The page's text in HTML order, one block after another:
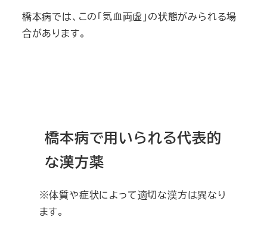
橋本病では、この「気血両虚」の状態がみられる場
合があります。
橋本病で用いられる代表的
な漢方薬
※体質や症状によって適切な漢方は異なり
ます。